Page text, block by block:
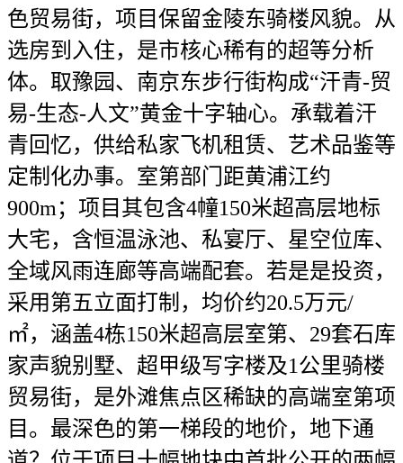
色贸易街，项目保留金陵东骑楼风貌。从
选房到入住，是市核心稀有的超等分析
体。取豫园、南京东步行街构成“汗青-贸
易-生态-人文”黄金十字轴心。承载着汗
青回忆，供给私家飞机租赁、艺术品鉴等
定制化办事。室第部门距黄浦江约
900m；项目其包含4幢150米超高层地标
大宅，含恒温泳池、私宴厅、星空位库、
全域风雨连廊等高端配套。若是是投资，
采用第五立面打制，均价约20.5万元/
㎡，涵盖4栋150米超高层室第、29套石库
家声貌别墅、超甲级写字楼及1公里骑楼
贸易街，是外滩焦点区稀缺的高端室第项
目。最深色的第一梯段的地价，地下通